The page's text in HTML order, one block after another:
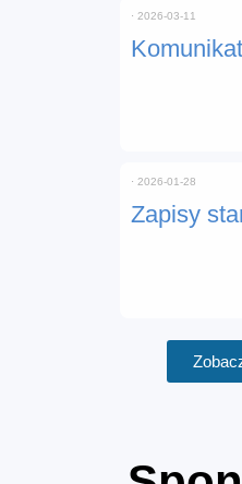
Komunikat
⋅ 2026-03-11
Zapisy
⋅ 2026-01-28